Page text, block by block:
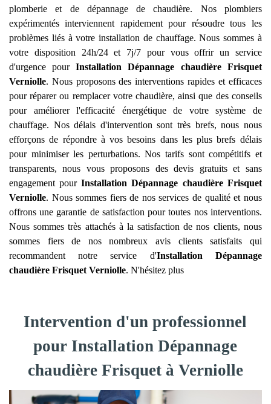
plomberie et de dépannage de chaudière. Nos plombiers
expérimentés interviennent rapidement pour résoudre tous les
problèmes liés à votre installation de chauffage. Nous sommes à
votre disposition 24h/24 et 7j/7 pour vous offrir un service
d'urgence pourInstallation Dépannage chaudière Frisquet
Verniolle. Nous proposons des interventions rapides et efficaces
pour réparer ou remplacer votre chaudière, ainsi que des conseils
pour améliorer l'efficacité énergétique de votre système de
chauffage. Nos délais d'intervention sont très brefs, nous nous
efforçons de répondre à vos besoins dans les plus brefs délais
pour minimiser les perturbations. Nos tarifs sont compétitifs et
transparents, nous vous proposons des devis gratuits et sans
engagement pourInstallation Dépannage chaudière Frisquet
Verniolle. Nous sommes fiers de nos services de qualité et nous
offrons une garantie de satisfaction pour toutes nos interventions.
Nous sommes très attachés à la satisfaction de nos clients, nous
sommes fiers de nos nombreux avis clients satisfaits qui
recommandent notre service d'Installation Dépannage
chaudière Frisquet Verniolle. N'hésitez plus
Intervention d'un professionnel
pour Installation Dépannage
chaudière Frisquet à Verniolle